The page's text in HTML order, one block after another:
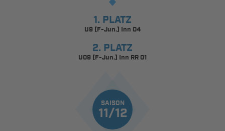
1. PLATZ
U9 (F-Jun.) Inn 04
2. PLATZ
U09 (F-Jun.) Inn RR 01
SAISON
11/12